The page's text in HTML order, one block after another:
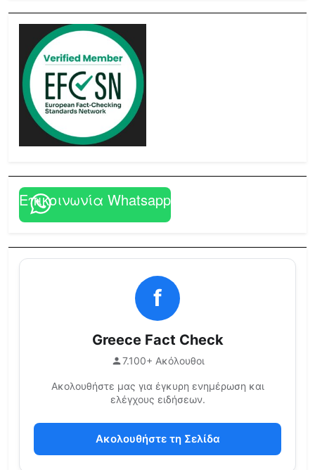
Επικοινωνία Whatsapp
f
Greece Fact Check
7.100+ Ακόλουθοι
Ακολουθήστε μας για έγκυρη ενημέρωση και
ελέγχους ειδήσεων.
Ακολουθήστε τη Σελίδα